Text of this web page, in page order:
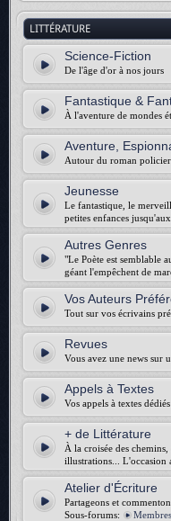
LITTÉRATURE
Science-Fiction
De l'âge d'or à nos jours
Fantastique &
À l'aventure de mondes
Aventure,
Autour du roman policier
Jeunesse
Le fantastique, le
petites enfances
Autres Genres
"Le Poète est semblable
géant l'empêchent de
Vos Auteurs
Tout sur vos écrivains
Revues
Vous avez une news sur
Appels à Textes
Vos appels à textes
+ de Littérature
À la croisée des
illustrations... L'occasion
Atelier d'Écriture
Partageons et
Sous-forums:
Membres